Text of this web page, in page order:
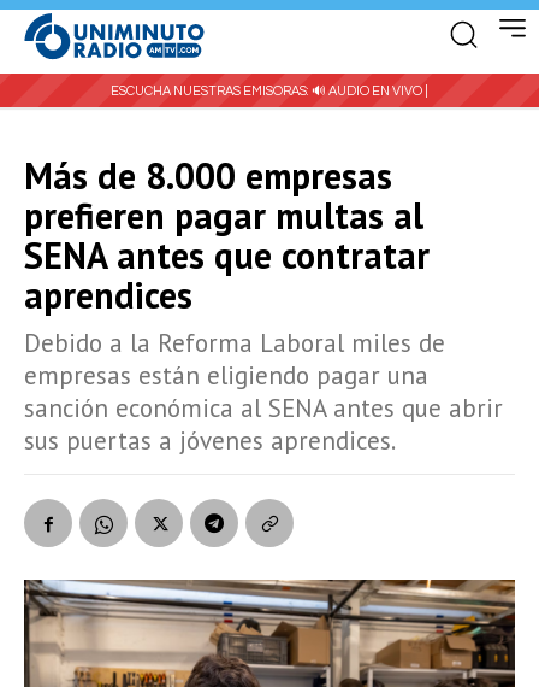
ESCUCHA NUESTRAS EMISORAS: 🔊 AUDIO EN VIVO |
Más de 8.000 empresas
prefieren pagar multas al
SENA antes que contratar
aprendices
Debido a la Reforma Laboral miles de
empresas están eligiendo pagar una
sanción económica al SENA antes que abrir
sus puertas a jóvenes aprendices.